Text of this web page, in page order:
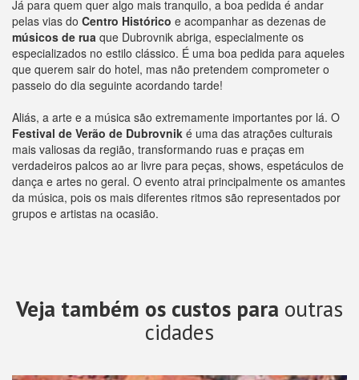
Já para quem quer algo mais tranquilo, a boa pedida é andar
pelas vias do Centro Histórico e acompanhar as dezenas de
músicos de rua que Dubrovnik abriga, especialmente os
especializados no estilo clássico. É uma boa pedida para aqueles
que querem sair do hotel, mas não pretendem comprometer o
passeio do dia seguinte acordando tarde!
Aliás, a arte e a música são extremamente importantes por lá. O
Festival de Verão de Dubrovnik é uma das atrações culturais
mais valiosas da região, transformando ruas e praças em
verdadeiros palcos ao ar livre para peças, shows, espetáculos de
dança e artes no geral. O evento atrai principalmente os amantes
da música, pois os mais diferentes ritmos são representados por
grupos e artistas na ocasião.
Veja também os custos para outras
cidades